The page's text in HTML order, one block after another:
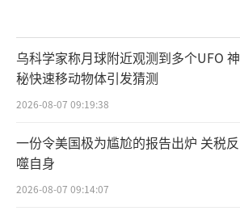
乌科学家称月球附近观测到多个UFO 神
秘快速移动物体引发猜测
2026-08-07 09:19:38
一份令美国极为尴尬的报告出炉 关税反
噬自身
2026-08-07 09:14:07